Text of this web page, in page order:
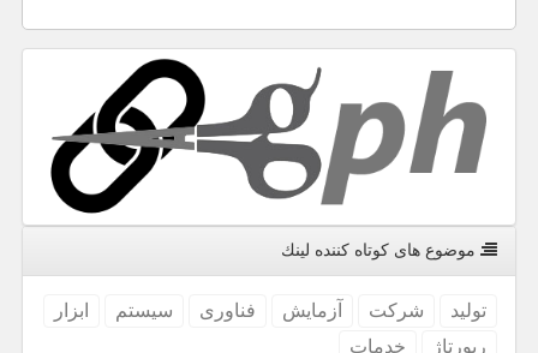
موضوع های كوتاه كننده لینك
تولید شركت آزمایش فناوری سیستم
ابزار
رپورتاژ
خدمات